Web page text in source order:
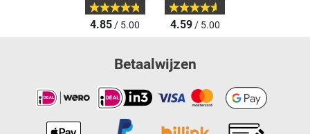
4.85/ 5.00 4.59/ 5.00
Betaalwijzen